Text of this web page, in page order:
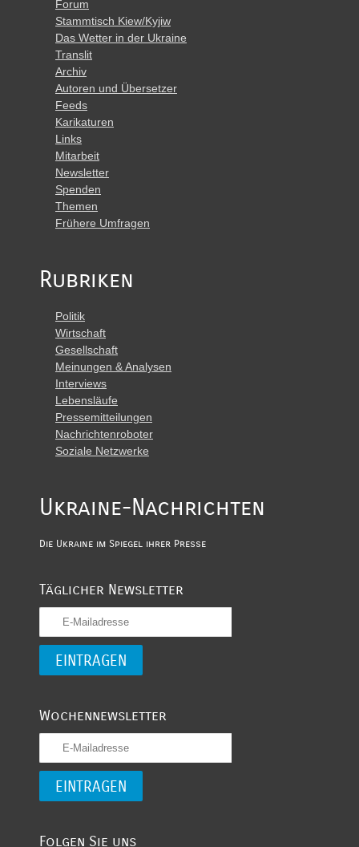
Forum
Stammtisch Kiew/Kyjiw
Das Wetter in der Ukraine
Translit
Archiv
Autoren und Übersetzer
Feeds
Karikaturen
Links
Mitarbeit
Newsletter
Spenden
Themen
Frühere Umfragen
Rubriken
Politik
Wirtschaft
Gesellschaft
Meinungen & Analysen
Interviews
Lebensläufe
Pressemitteilungen
Nachrichtenroboter
Soziale Netzwerke
Ukraine-Nachrichten
Die Ukraine im Spiegel ihrer Presse
Täglicher Newsletter
Wochennewsletter
Folgen Sie uns